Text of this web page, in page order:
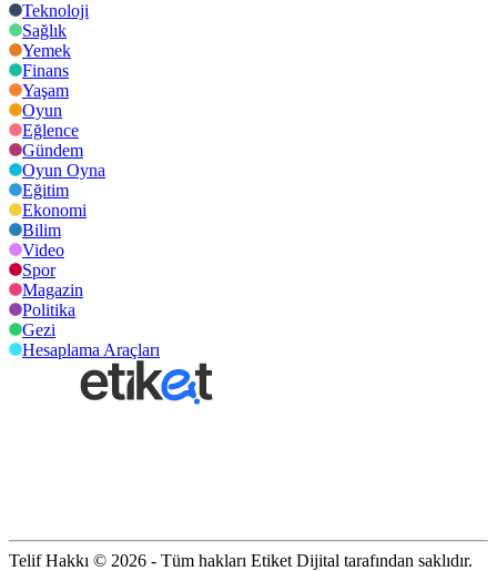
Teknoloji
Sağlık
Yemek
Finans
Yaşam
Oyun
Eğlence
Gündem
Oyun Oyna
Eğitim
Ekonomi
Bilim
Video
Spor
Magazin
Politika
Gezi
Hesaplama Araçları
Telif Hakkı © 2026 - Tüm hakları Etiket Dijital tarafından saklıdır.